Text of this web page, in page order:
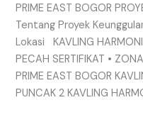
PRIME EAST BOGOR
Tentang Proyek
Lokasi KAVLING
PECAH SERTIFIKAT •
PRIME EAST BOGOR
PUNCAK 2 KAVLING